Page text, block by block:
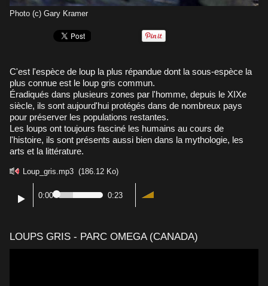
Photo (c) Gary Kramer
C'est l'espèce de loup la plus répandue dont la sous-espèce la
plus connue est le loup gris commun.
Éradiqués dans plusieurs zones par l'homme, depuis le XIXe
siècle, ils sont aujourd'hui protégés dans de nombreux pays
pour préserver les populations restantes.
Les loups ont toujours fasciné les humains au cours de
l'histoire, ils sont présents aussi bien dans la mythologie, les
arts et la littérature.
Loup_gris.mp3 (186.12 Ko)
0:00 0:23
LOUPS GRIS - PARC OMEGA (CANADA)